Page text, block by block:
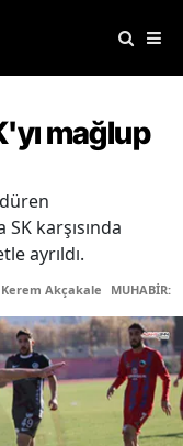
mağlup
karşısında
ayrıldı.
Kerem Akçakale MUHABİR: